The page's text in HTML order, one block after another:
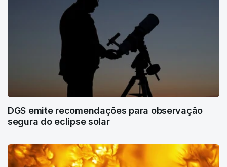
DGS emite recomendações para observação
segura do eclipse solar